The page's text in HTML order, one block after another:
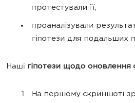
протестували її;
проаналізували
гіпотези для подальших
Наші гіпотези щодо оновлення
На першому скриншоті